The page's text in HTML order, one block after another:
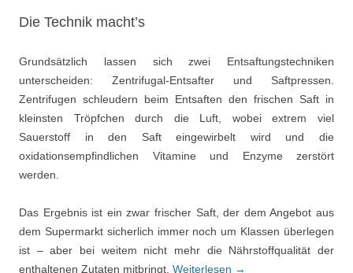
Die Technik macht’s
Grundsätzlich lassen sich zwei Entsaftungstechniken
unterscheiden: Zentrifugal-Entsafter und Saftpressen.
Zentrifugen schleudern beim Entsaften den frischen Saft in
kleinsten Tröpfchen durch die Luft, wobei extrem viel
Sauerstoff in den Saft eingewirbelt wird und die
oxidationsempfindlichen Vitamine und Enzyme zerstört
werden.
Das Ergebnis ist ein zwar frischer Saft, der dem Angebot aus
dem Supermarkt sicherlich immer noch um Klassen überlegen
ist – aber bei weitem nicht mehr die Nährstoffqualität der
enthaltenen Zutaten mitbringt. Weiterlesen →